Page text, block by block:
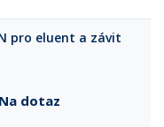
pro eluent a závit
Na dotaz